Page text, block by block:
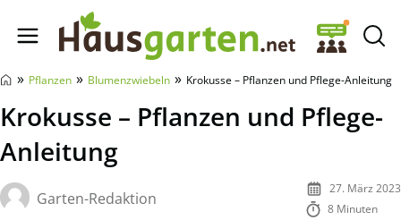
Hausgarten.net
» Pflanzen » Blumenzwiebeln » Krokusse – Pflanzen und Pflege-Anleitung
Krokusse – Pflanzen und Pflege-
Anleitung
Garten-Redaktion
27. März 2023
8 Minuten